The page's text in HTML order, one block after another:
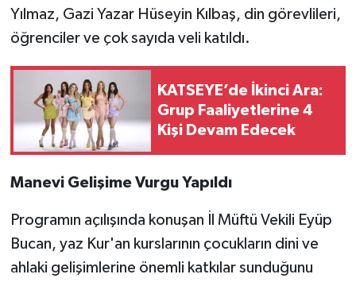
Yılmaz, Gazi Yazar Hüseyin Kılbaş, din görevlileri,
öğrenciler ve çok sayıda veli katıldı.
KATSEYE’de İkinci Ara:
Grup Faaliyetlerine 4
Kişi Devam Edecek
Manevi Gelişime Vurgu Yapıldı
Programın açılışında konuşan İl Müftü Vekili Eyüp
Bucan, yaz Kur'an kurslarının çocukların dini ve
ahlaki gelişimlerine önemli katkılar sunduğunu